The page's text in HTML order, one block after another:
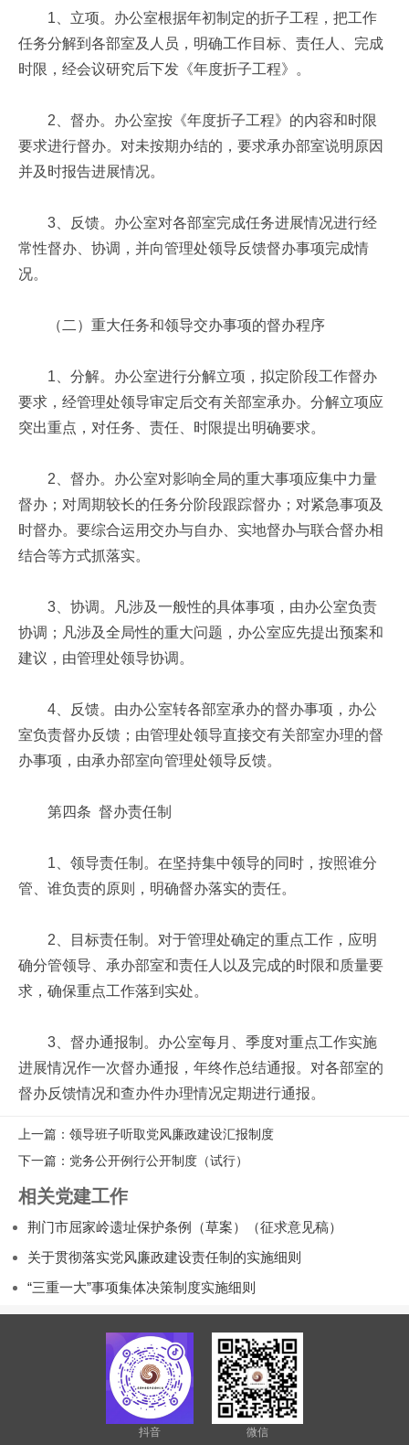
1、立项。办公室根据年初制定的折子工程，把工作
任务分解到各部室及人员，明确工作目标、责任人、完成
时限，经会议研究后下发《年度折子工程》。
2、督办。办公室按《年度折子工程》的内容和时限
要求进行督办。对未按期办结的，要求承办部室说明原因
并及时报告进展情况。
3、反馈。办公室对各部室完成任务进展情况进行经
常性督办、协调，并向管理处领导反馈督办事项完成情
况。
（二）重大任务和领导交办事项的督办程序
1、分解。办公室进行分解立项，拟定阶段工作督办
要求，经管理处领导审定后交有关部室承办。分解立项应
突出重点，对任务、责任、时限提出明确要求。
2、督办。办公室对影响全局的重大事项应集中力量
督办；对周期较长的任务分阶段跟踪督办；对紧急事项及
时督办。要综合运用交办与自办、实地督办与联合督办相
结合等方式抓落实。
3、协调。凡涉及一般性的具体事项，由办公室负责
协调；凡涉及全局性的重大问题，办公室应先提出预案和
建议，由管理处领导协调。
4、反馈。由办公室转各部室承办的督办事项，办公
室负责督办反馈；由管理处领导直接交有关部室办理的督
办事项，由承办部室向管理处领导反馈。
第四条 督办责任制
1、领导责任制。在坚持集中领导的同时，按照谁分
管、谁负责的原则，明确督办落实的责任。
2、目标责任制。对于管理处确定的重点工作，应明
确分管领导、承办部室和责任人以及完成的时限和质量要
求，确保重点工作落到实处。
3、督办通报制。办公室每月、季度对重点工作实施
进展情况作一次督办通报，年终作总结通报。对各部室的
督办反馈情况和查办件办理情况定期进行通报。
上一篇：领导班子听取党风廉政建设汇报制度
下一篇：党务公开例行公开制度（试行）
相关党建工作
荆门市屈家岭遗址保护条例（草案）（征求意见稿）
关于贯彻落实党风廉政建设责任制的实施细则
“三重一大”事项集体决策制度实施细则
抖音 微信